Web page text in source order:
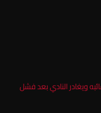
ويغادر النادي بعد فشل